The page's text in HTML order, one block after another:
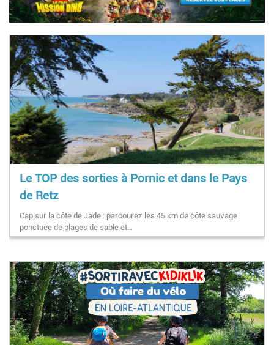
Le TOP des sorties à Pornic et dans le Pays
de Retz
Cap sur la côte de Jade : parcourez les 45 km de côte sauvage
ponctuée de plages de sable et…